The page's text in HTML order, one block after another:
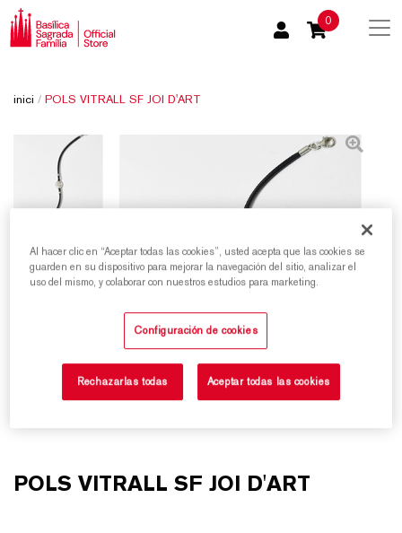
0
inici / POLS VITRALL SF JOI D'ART
POLS VITRALL SF JOI D'ART
Al hacer clic en “Aceptar todas las cookies”, usted acepta que las cookies se
guarden en su dispositivo para mejorar la navegación del sitio, analizar el
uso del mismo, y colaborar con nuestros estudios para marketing.
Configuración de cookies
Rechazarlas todas Aceptar todas las cookies